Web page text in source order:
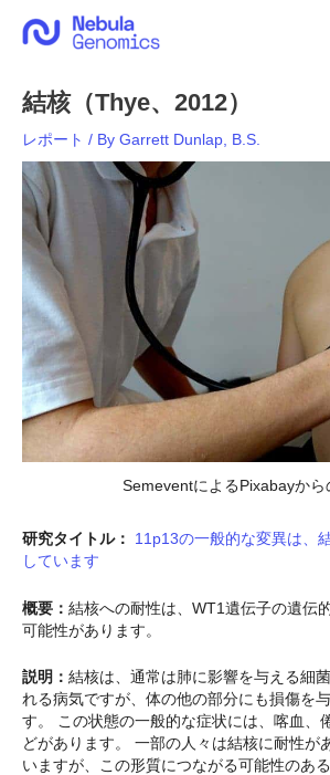
結核（Thye、2012）
レポート / By Garrett Dunlap, B.S.
SemeventによるPixabayから
研究タイトル：
11p13の一般的な変異は、
しています
概要： 結核への耐性は、WT1遺伝子の遺伝
可能性があります。
説明： 結核は、通常は肺に影響を与える細
れる病気ですが、体の他の部分にも損傷を
す。 この状態の一般的な症状には、喀血、
どがあります。 一部の人々は結核に耐性が
いますが、この形質につながる可能性のあ